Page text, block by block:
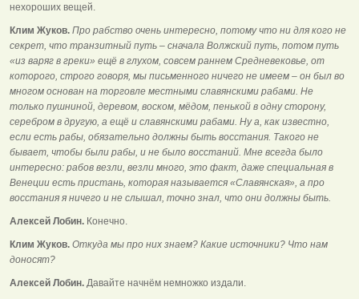
нехороших вещей.
Клим Жуков. Про рабство очень интересно, потому что ни для кого не
секрет, что транзитный путь – сначала Волжский путь, потом путь
«из варяг в греки» ещё в глухом, совсем раннем Средневековье, от
которого, строго говоря, мы письменного ничего не имеем – он был во
многом основан на торговле местными славянскими рабами. Не
только пушниной, деревом, воском, мёдом, пенькой в одну сторону,
серебром в другую, а ещё и славянскими рабами. Ну а, как известно,
если есть рабы, обязательно должны быть восстания. Такого не
бывает, чтобы были рабы, и не было восстаний. Мне всегда было
интересно: рабов везли, везли много, это факт, даже специальная в
Венеции есть пристань, которая называется «Славянская», а про
восстания я ничего и не слышал, точно знал, что они должны быть.
Алексей Лобин. Конечно.
Клим Жуков. Откуда мы про них знаем? Какие источники? Что нам
доносят?
Алексей Лобин. Давайте начнём немножко издали.